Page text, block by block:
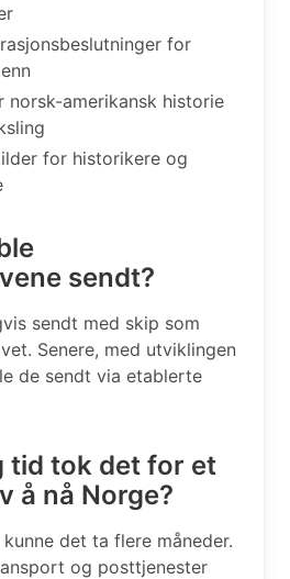
for
norsk-amerikansk historie
for historikere og
sendt?
sendt med skip som
Senere, med utviklingen
de sendt via etablerte
tid tok det for et
å nå Norge?
det ta flere måneder.
og posttjenester